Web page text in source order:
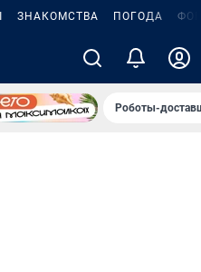
ЗНАКОМСТВА ПОГОДА
Роботы-